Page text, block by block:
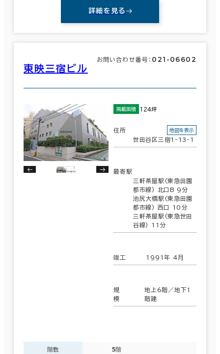
詳細を見る
東映三宿ビル
お問い合わせ番号： 021-06602
掲載面積 124坪
住所
世田谷区三宿1-13-1
地図を表示
最寄駅
三軒茶屋駅(東急田園
都市線) 北口B 9分
池尻大橋駅(東急田園
都市線) 西口 10分
三軒茶屋駅(東急世田
谷線) 11分
竣工 1991年 4月
規
模
地上6階／地下1
階建
階数 5階